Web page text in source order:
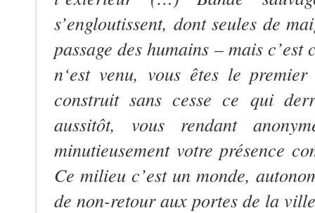
s’engloutissent, dont seules de
passage des humains – mais
n‘est venu, vous êtes le
construit sans cesse ce qui
aussitôt, vous rendant
minutieusement votre présence
Ce milieu c’est un monde,
de non-retour aux portes de la